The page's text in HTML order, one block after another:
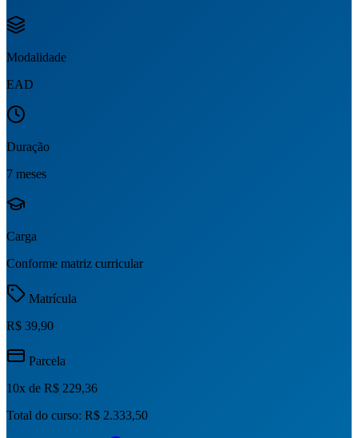
Modalidade
EAD
Duração
7 meses
Carga
Conforme matriz curricular
Matrícula
R$ 39,90
Parcela
10x de R$ 229,36
Total do curso: R$ 2.333,50